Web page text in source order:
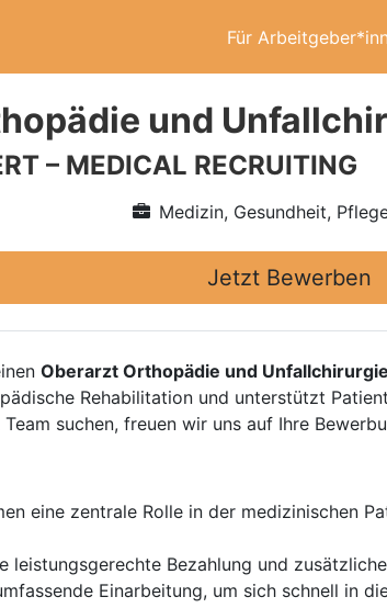
Für
und
– MEDICAL RECRUITING
Medizin, Gesundheit,
Jetzt Bewerben
Oberarzt Orthopädie und
Rehabilitation und unterstützt
suchen, freuen wir uns auf Ihre
eine zentrale Rolle in der medizinischen
leistungsgerechte Bezahlung und
Einarbeitung, um sich schnell in